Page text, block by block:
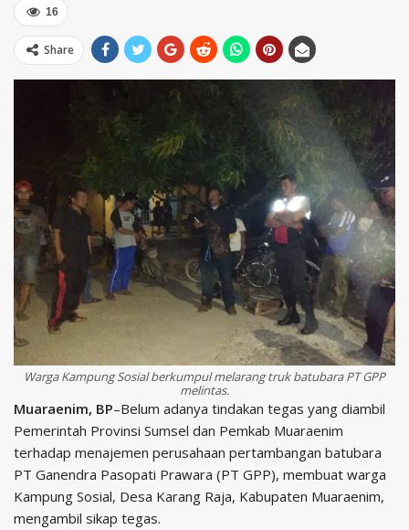
16
Share
Warga Kampung Sosial berkumpul melarang truk batubara PT GPP
melintas.
Muaraenim, BP–Belum adanya tindakan tegas yang diambil
Pemerintah Provinsi Sumsel dan Pemkab Muaraenim
terhadap menajemen perusahaan pertambangan batubara
PT Ganendra Pasopati Prawara (PT GPP), membuat warga
Kampung Sosial, Desa Karang Raja, Kabupaten Muaraenim,
mengambil sikap tegas.